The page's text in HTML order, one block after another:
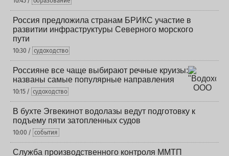
Россия предложила странам БРИКС участие в
развитии инфраструктуры Северного морского
пути
10:30 / судоходство
Россияне все чаще выбирают речные круизы:
названы самые популярные направления
10:15 / судоходство
В бухте Эгвекинот водолазы ведут подготовку к
подъему пяти затопленных судов
10:00 / события
Служба производственного контроля ММТП